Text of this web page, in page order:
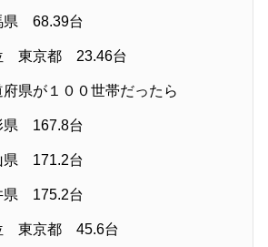
68.39台
東京都 23.46台
府県が１００世帯だったら
167.8台
171.2台
175.2台
東京都 45.6台